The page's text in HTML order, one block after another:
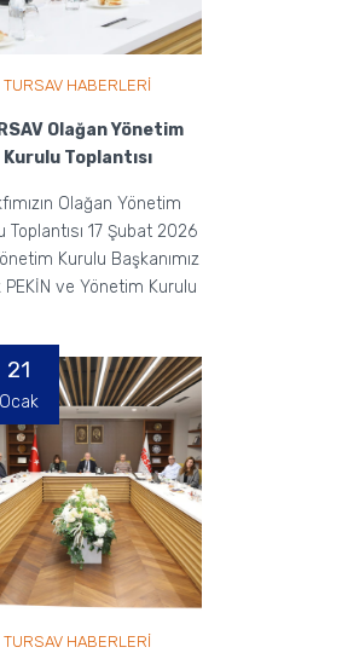
TURSAV HABERLERİ
Olağan Yönetim
Kurulu Toplantısı
Olağan Yönetim
Toplantısı 17 Şubat 2026
Kurulu Başkanımız
PEKİN ve Yönetim Kurulu
TURSAV HABERLERİ
21
Ocak